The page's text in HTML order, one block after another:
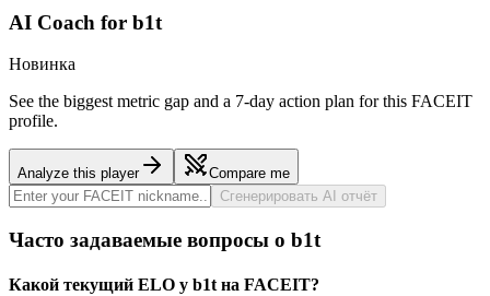
AI Coach for b1t
Новинка
See the biggest metric gap and a 7-day action plan for this FACEIT
profile.
Analyze this player
Compare me
Сгенерировать AI отчёт
Часто задаваемые вопросы о b1t
Какой текущий ELO у b1t на FACEIT?